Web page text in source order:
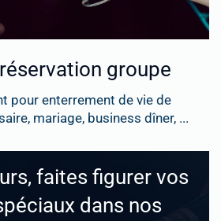
groupe
pour enterrement de vie de
mariage, business dîner, ...
faites figurer vos
dans nos